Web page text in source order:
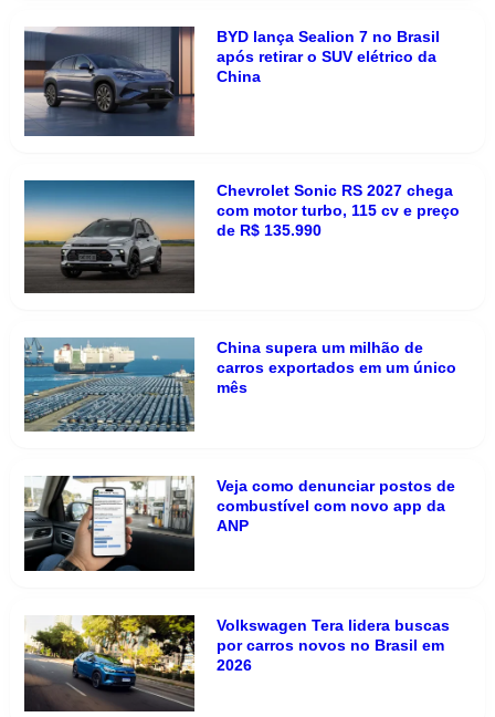
BYD lança Sealion 7 no Brasil
após retirar o SUV elétrico da
China
Chevrolet Sonic RS 2027 chega
com motor turbo, 115 cv e preço
de R$ 135.990
China supera um milhão de
carros exportados em um único
mês
Veja como denunciar postos de
combustível com novo app da
ANP
Volkswagen Tera lidera buscas
por carros novos no Brasil em
2026